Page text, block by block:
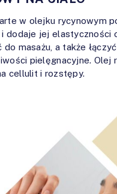
w olejku rycynowym
dodaje jej elastyczności
masażu, a także
pielęgnacyjne. Olej
cellulit i rozstępy.